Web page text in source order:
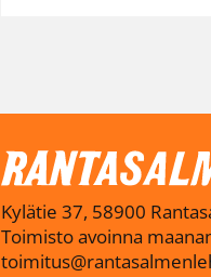
Kylätie 37, 58900
Toimisto avoinna